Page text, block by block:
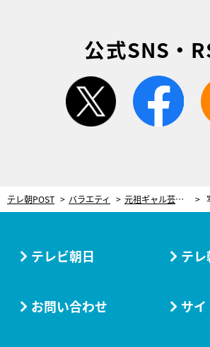
公式SNS・
twitter
テレ朝POST バラエティ 元祖ギャル芸人、“貯金80円”クズ夫を働かせるため「バーを開店する」 ラブホテルで打ち明けたまさかの提案
テレビ朝日 テ
お問い合わせ サ